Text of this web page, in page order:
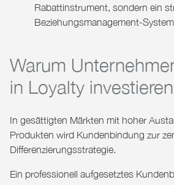
Rabattinstrument, sondern ein
Beziehungsmanagement-
Warum
in Loyalty investieren
In gesättigten Märkten mit hoher
Produkten wird Kundenbindung zur
Differenzierungsstrategie.
Ein professionell aufgesetztes